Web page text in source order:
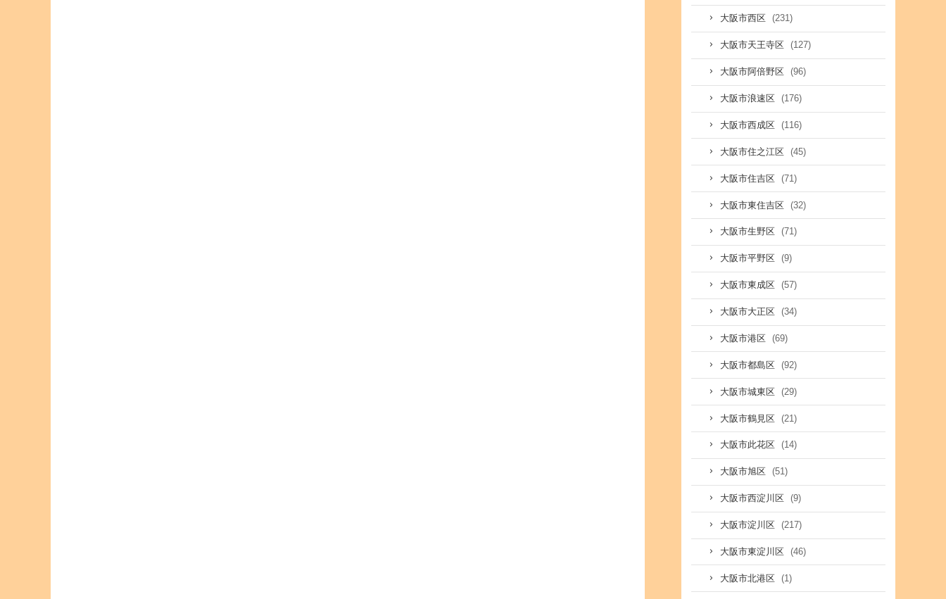
大阪市西区 (231)
大阪市天王寺区 (127)
大阪市阿倍野区 (96)
大阪市浪速区 (176)
大阪市西成区 (116)
大阪市住之江区 (45)
大阪市住吉区 (71)
大阪市東住吉区 (32)
大阪市生野区 (71)
大阪市平野区 (9)
大阪市東成区 (57)
大阪市大正区 (34)
大阪市港区 (69)
大阪市都島区 (92)
大阪市城東区 (29)
大阪市鶴見区 (21)
大阪市此花区 (14)
大阪市旭区 (51)
大阪市西淀川区 (9)
大阪市淀川区 (217)
大阪市東淀川区 (46)
大阪市北港区 (1)